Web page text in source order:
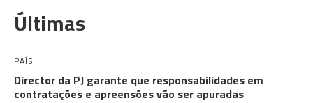
Últimas
PAÍS
Director da PJ garante que responsabilidades em
contratações e apreensões vão ser apuradas